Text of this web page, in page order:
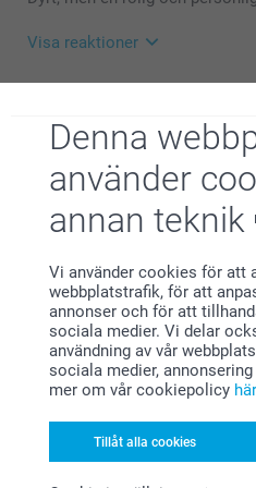
Denna
använder
annan teknik
Vi använder cookies för att
webbplatstrafik, för att
annonser och för att
sociala medier. Vi delar
användning av vår
sociala medier,
mer om vår cookiepolicy här
Tillåt alla cookies
vara, men tveka inte att
något som du inte är
allmänhet, vi finns här
Visa reaktioner
Hej Åsa,
Stort tack för dina ditt
mottagaren av gåvan är
Vi önskar dig en fin dag!
Varma hälsningar,
Kirsi @smartphoto
Visa
Relaterade
Ny variant
5 varianter
Från 169,00
(92 omdömen)
Nyckelring i läder
(4 omdömen)